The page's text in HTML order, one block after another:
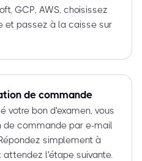
GCP, AWS, choisissez
et passez à la caisse sur
de commande
votre bon d'examen, vous
de commande par e-mail
simplement à
l'étape suivante.